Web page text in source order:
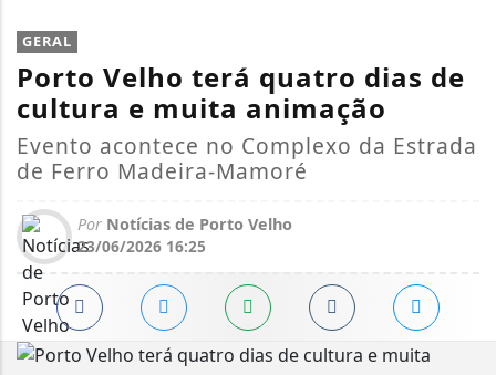
GERAL
Porto Velho terá quatro dias de
cultura e muita animação
Evento acontece no Complexo da Estrada
de Ferro Madeira-Mamoré
Por Notícias de Porto Velho
23/06/2026 16:25